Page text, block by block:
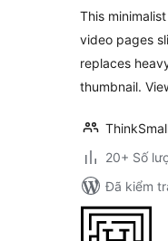
This
video pages
replaces
thumbnail.
20+ Số
Đã kiểm